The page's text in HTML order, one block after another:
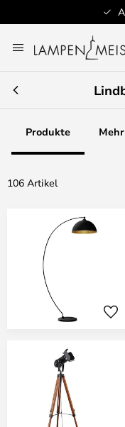
Inhalt
springen
Produkte
106 Artikel